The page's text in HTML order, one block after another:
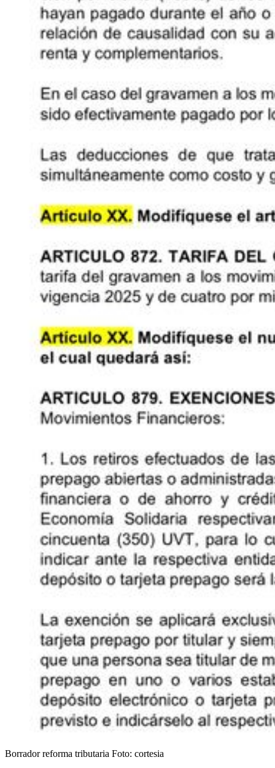
Borrador reforma tributaria Foto: cortesia